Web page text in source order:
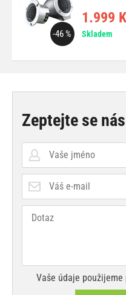
-46 %
1.999
Skladem
Zeptejte se nás
Vaše údaje